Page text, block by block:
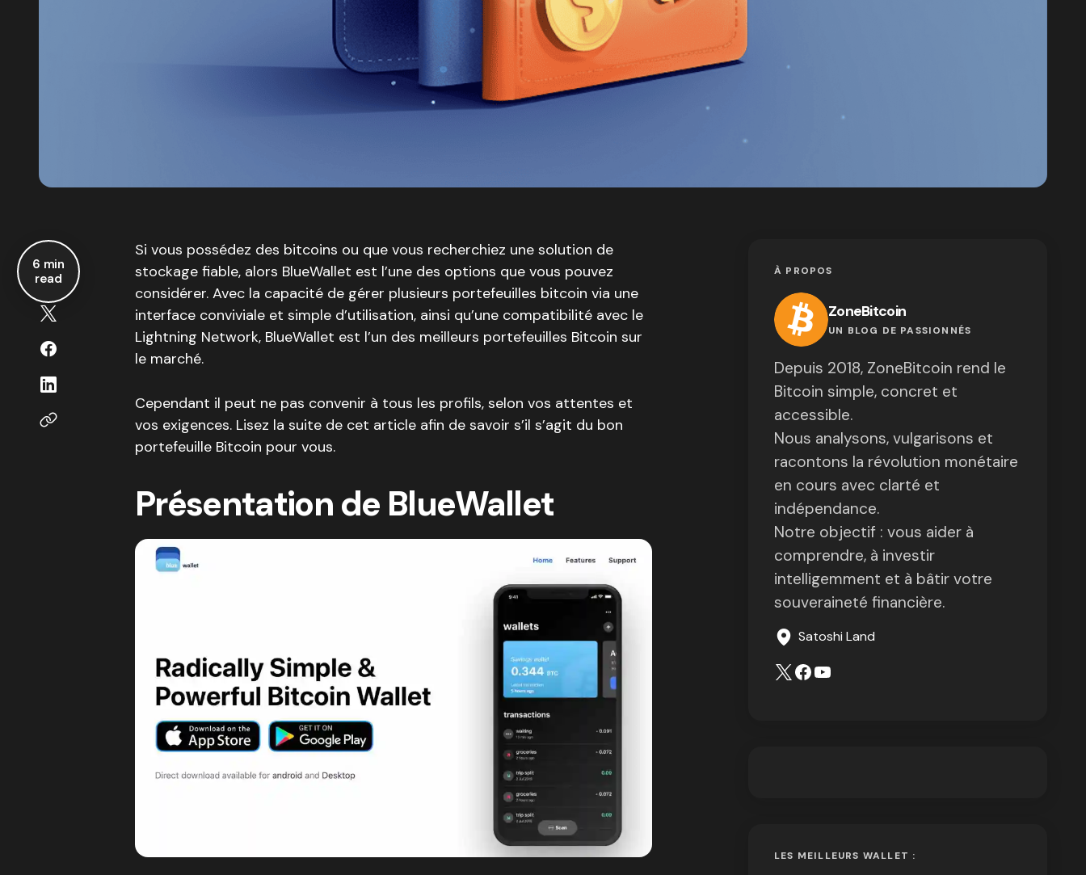
6 min
read
Si vous possédez des bitcoins ou que vous recherchiez une solution de
stockage fiable, alors BlueWallet est l’une des options que vous pouvez
considérer. Avec la capacité de gérer plusieurs portefeuilles bitcoin via une
interface conviviale et simple d’utilisation, ainsi qu’une compatibilité avec le
Lightning Network, BlueWallet est l’un des meilleurs portefeuilles Bitcoin sur
le marché.
Cependant il peut ne pas convenir à tous les profils, selon vos attentes et
vos exigences. Lisez la suite de cet article afin de savoir s’il s’agit du bon
portefeuille Bitcoin pour vous.
Présentation de BlueWallet
À PROPOS
ZoneBitcoin
UN BLOG DE PASSIONNÉS
Depuis 2018, ZoneBitcoin rend le
Bitcoin simple, concret et
accessible.
Nous analysons, vulgarisons et
racontons la révolution monétaire
en cours avec clarté et
indépendance.
Notre objectif : vous aider à
comprendre, à investir
intelligemment et à bâtir votre
souveraineté financière.
Satoshi Land
LES MEILLEURS WALLET :